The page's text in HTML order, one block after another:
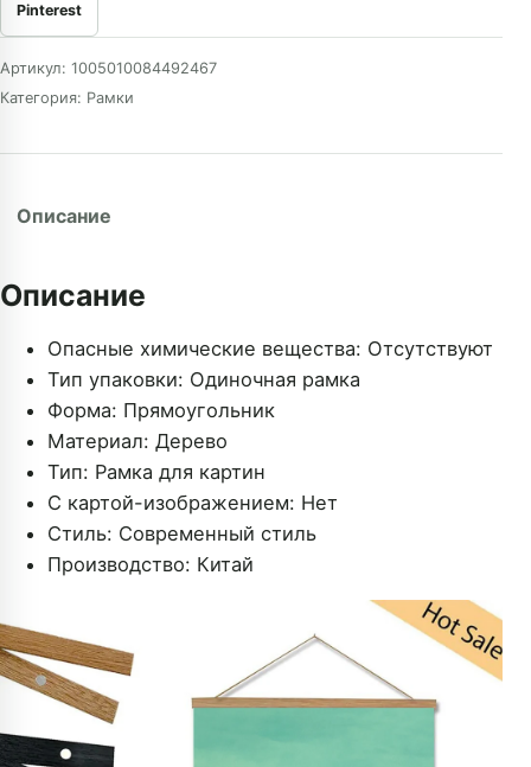
Pinterest
Артикул: 1005010084492467
Категория: Рамки
Описание
Описание
Опасные химические вещества: Отсутствуют
Тип упаковки: Одиночная рамка
Форма: Прямоугольник
Материал: Дерево
Тип: Рамка для картин
С картой-изображением: Нет
Стиль: Современный стиль
Производство: Китай